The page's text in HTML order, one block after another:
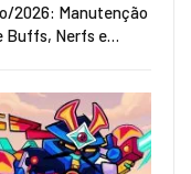
2026: Manutenção
Buffs, Nerfs e…